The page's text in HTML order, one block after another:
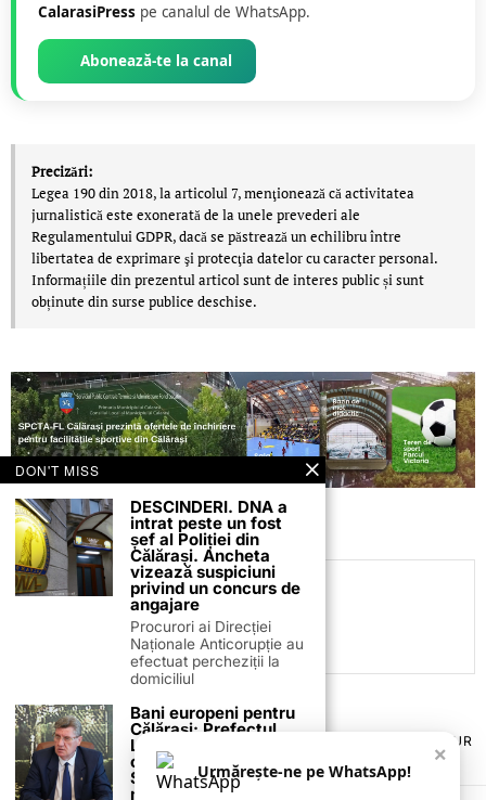
CalarasiPress pe canalul de WhatsApp.
Abonează-te la canal
Precizări:
Legea 190 din 2018, la articolul 7, menţionează că activitatea
jurnalistică este exonerată de la unele prevederi ale
Regulamentului GDPR, dacă se păstrează un echilibru între
libertatea de exprimare şi protecţia datelor cu caracter personal.
Informațiile din prezentul articol sunt de interes public și sunt
obținute din surse publice deschise.
C.C
TERMENI ȘI CONDIȚII
POLITICA DE ANULARE & RETUR
PUBLICITATE ONLINE & TIPĂRITĂ
CONTACT
ZIARUL ANUNȚUL CĂLĂRĂȘEAN
×
Urmărește-ne pe WhatsApp!
DON'T MISS
DESCINDERI. DNA a
intrat peste un fost
șef al Poliției din
Călărași. Ancheta
vizează suspiciuni
privind un concurs de
angajare
Procurori ai Direcției
Naționale Anticorupție au
efectuat percheziții la
domiciliul
Bani europeni pentru
Călărași: Prefectul
Laurențiu State anunță
colaborarea cu ADR
Sud-Muntenia pentru
noi finanțări